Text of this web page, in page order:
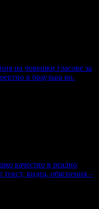
на човешки гласове за
в браузъра ви.
качество в реално
видеа, обяснения –